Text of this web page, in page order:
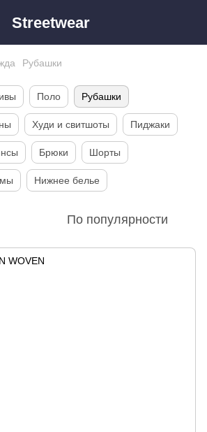
Streetwear
Рубашки
Поло Рубашки
Худи и свитшоты Пиджаки
Брюки Шорты
Нижнее белье
По популярности